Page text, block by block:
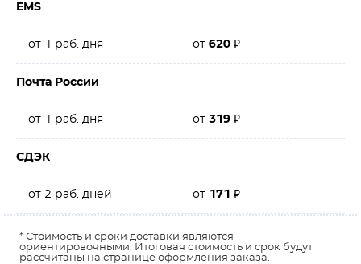
EMS
от 1 раб. дня от 620 ₽
Почта России
от 1 раб. дня от 319 ₽
СДЭК
от 2 раб. дней от 171 ₽
* Стоимость и сроки доставки являются
ориентировочными. Итоговая стоимость и срок будут
рассчитаны на странице оформления заказа.